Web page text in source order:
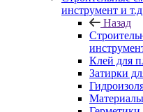
инструмент и
Назад
Клей для
Затирки
Материалы